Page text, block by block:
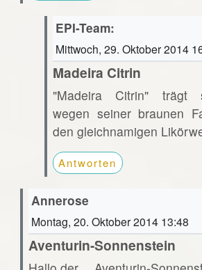
EPI-Team:
Mittwoch, 29. Oktober 2014
Madeira Citrin
"Madeira Citrin" trägt
wegen seiner braunen
den gleichnamigen
Antworten
Annerose
Montag, 20. Oktober 2014 13:48
Aventurin-Sonnenstein